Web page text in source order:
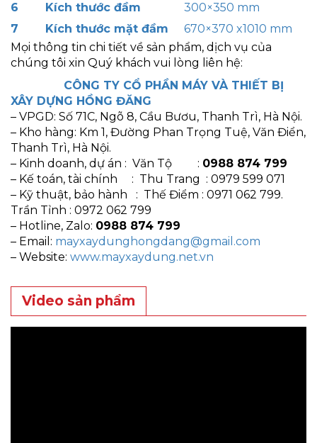
6
Kích thước đầm
300×350 mm
7
Kích thước mặt đầm
670×370 x1010 mm
Mọi thông tin chi tiết về sản phẩm, dịch vụ của
chúng tôi xin Quý khách vui lòng liên hệ:
CÔNG TY CỔ PHẦN MÁY VÀ THIẾT BỊ
XÂY DỰNG HỒNG ĐĂNG
– VPGD: Số 71C, Ngõ 8, Cầu Bươu, Thanh Trì, Hà Nội.
– Kho hàng: Km 1, Đường Phan Trọng Tuệ, Văn Điển,
Thanh Trì, Hà Nội.
– Kinh doanh, dự án : Văn Tộ : 0988 874 799
– Kế toán, tài chính : Thu Trang : 0979 599 071
– Kỹ thuật, bảo hành : Thế Điểm : 0971 062 799.
Trần Tỉnh : 0972 062 799
– Hotline, Zalo: 0988 874 799
– Email: mayxaydunghongdang@gmail.com
– Website: www.mayxaydung.net.vn
Video sản phẩm